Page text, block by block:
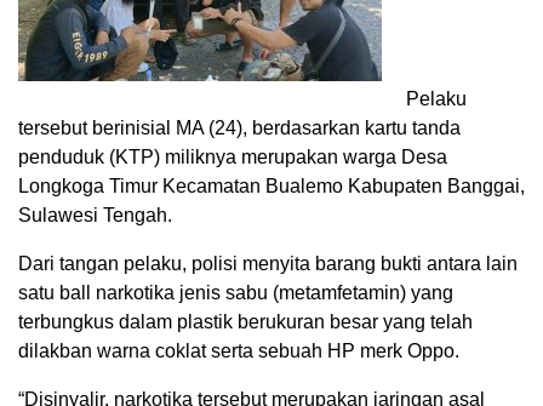
Pelaku
tersebut berinisial MA (24), berdasarkan kartu tanda
penduduk (KTP) miliknya merupakan warga Desa
Longkoga Timur Kecamatan Bualemo Kabupaten Banggai,
Sulawesi Tengah.
Dari tangan pelaku, polisi menyita barang bukti antara lain
satu ball narkotika jenis sabu (metamfetamin) yang
terbungkus dalam plastik berukuran besar yang telah
dilakban warna coklat serta sebuah HP merk Oppo.
“Disinyalir, narkotika tersebut merupakan jaringan asal